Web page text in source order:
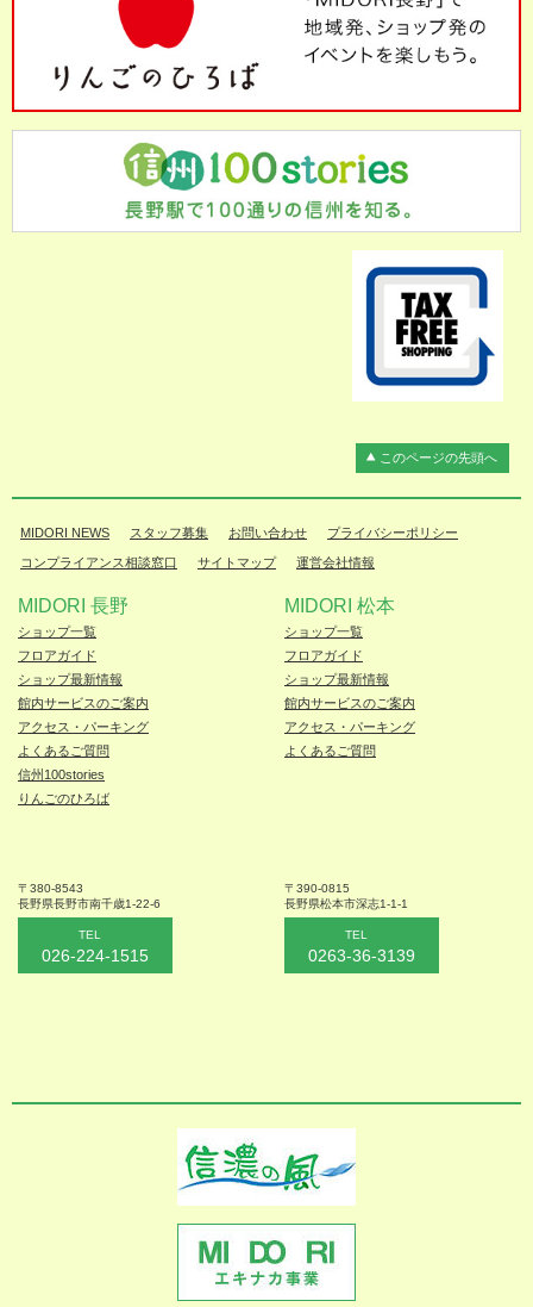
このページの先頭へ
MIDORI NEWS スタッフ募集 お問い合わせ プライバシーポリシー
コンプライアンス相談窓口 サイトマップ 運営会社情報
MIDORI 長野
ショップ一覧
フロアガイド
ショップ最新情報
館内サービスのご案内
アクセス・パーキング
よくあるご質問
信州100stories
りんごのひろば
〒380-8543
長野県長野市南千歳1-22-6
TEL
026-224-1515
MIDORI 松本
ショップ一覧
フロアガイド
ショップ最新情報
館内サービスのご案内
アクセス・パーキング
よくあるご質問
〒390-0815
長野県松本市深志1-1-1
TEL
0263-36-3139